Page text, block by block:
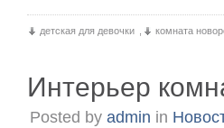
детская для девочки комната
Интерьер
Posted by admin in